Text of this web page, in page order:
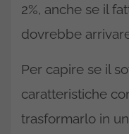
2%, anche se il
dovrebbe
Per capire se il
caratteristiche
trasformarlo in